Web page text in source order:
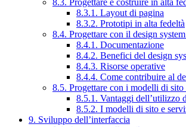
8.3. Progettare e costruire in alta
8.3.1. Layout di pagina
8.3.2. Prototipi in alta fedeltà
8.4. Progettare con il design
8.4.1. Documentazione
8.4.2. Benefici del design
8.4.3. Risorse operative
8.4.4. Come contribuire al
8.5. Progettare con i modelli di sito
8.5.1. Vantaggi dell’utilizzo
8.5.2. I modelli di sito e
9. Sviluppo dell’interfaccia